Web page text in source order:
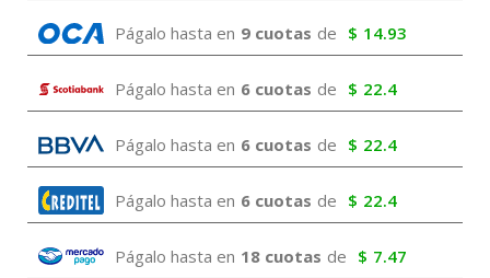
Págalo hasta en 9 cuotas de $ 14.93
Págalo hasta en 6 cuotas de $ 22.4
Págalo hasta en 6 cuotas de $ 22.4
Págalo hasta en 6 cuotas de $ 22.4
Págalo hasta en 18 cuotas de $ 7.47